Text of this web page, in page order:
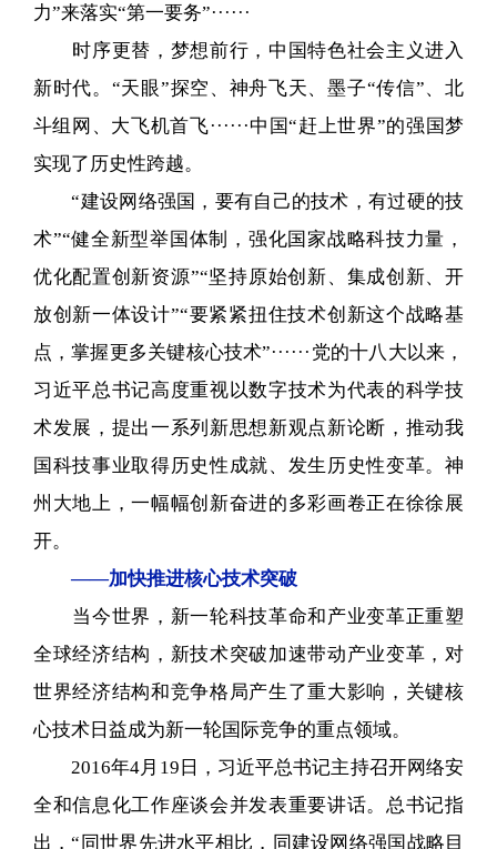
力”来落实“第一要务”······
时序更替，梦想前行，中国特色社会主义进入
新时代。“天眼”探空、神舟飞天、墨子“传信”、北
斗组网、大飞机首飞······中国“赶上世界”的强国梦
实现了历史性跨越。
“建设网络强国，要有自己的技术，有过硬的技
术”“健全新型举国体制，强化国家战略科技力量，
优化配置创新资源”“坚持原始创新、集成创新、开
放创新一体设计”“要紧紧扭住技术创新这个战略基
点，掌握更多关键核心技术”······党的十八大以来，
习近平总书记高度重视以数字技术为代表的科学技
术发展，提出一系列新思想新观点新论断，推动我
国科技事业取得历史性成就、发生历史性变革。神
州大地上，一幅幅创新奋进的多彩画卷正在徐徐展
开。
——加快推进核心技术突破
当今世界，新一轮科技革命和产业变革正重塑
全球经济结构，新技术突破加速带动产业变革，对
世界经济结构和竞争格局产生了重大影响，关键核
心技术日益成为新一轮国际竞争的重点领域。
2016年4月19日，习近平总书记主持召开网络安
全和信息化工作座谈会并发表重要讲话。总书记指
出，“同世界先进水平相比，同建设网络强国战略目